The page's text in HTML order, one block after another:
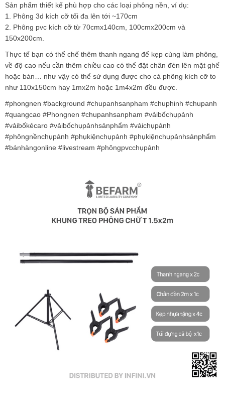
Sản phẩm thiết kế phù hợp cho các loại phông nền, ví dụ:
1. Phông 3d kích cỡ tối đa lên tới ~170cm
2. Phông pvc kích cỡ từ 70cmx140cm, 100cmx200cm và
150x200cm.
Thực tế bạn có thể chế thêm thanh ngang để kẹp cùng làm phông,
về độ cao nếu cần thêm chiều cao có thể đặt chân đèn lên mặt ghế
hoặc bàn… như vậy có thể sử dụng được cho cả phông kích cỡ to
như 110x150cm hay 1mx2m hoặc 1m4x2m đều được.
#phongnen #background #chupanhsanpham #chuphinh #chupanh
#quangcao #Phongnen #chupanhsanpham #vảibốchụpảnh
#vảibốkẻcaro #vảibốchụpảnhsảnphẩm #vảichụpảnh
#phôngnềnchụpảnh #phụkiệnchụpảnh #phụkiệnchụpảnhsảnphẩm
#bánhàngonline #livestream #phôngpvcchụpảnh